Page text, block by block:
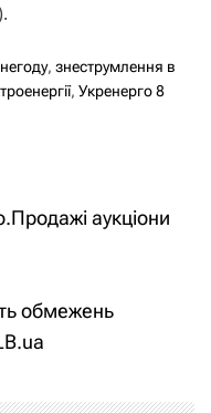
, знеструмлення в
, Укренерго 8
аукціони
обмежень